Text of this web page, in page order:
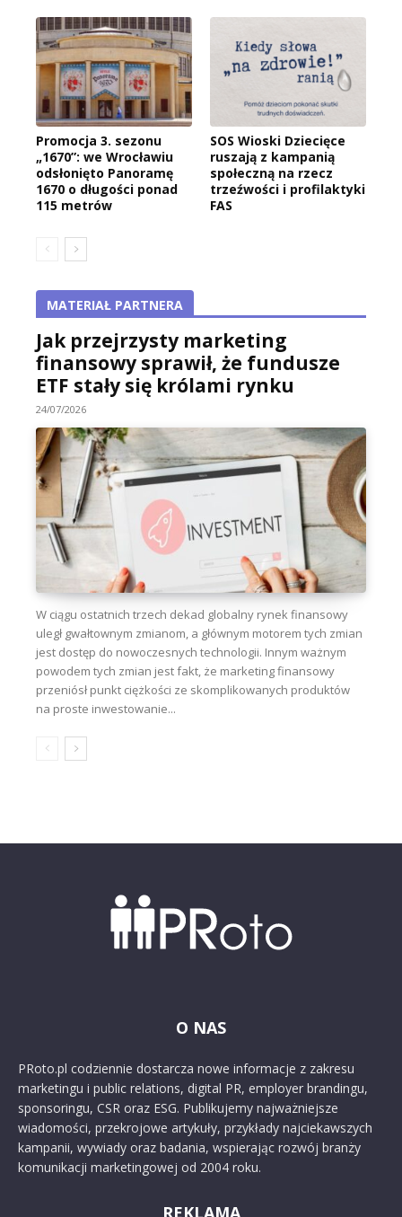
Promocja 3. sezonu
„1670”: we Wrocławiu
odsłonięto Panoramę
1670 o długości ponad
115 metrów
SOS Wioski Dziecięce
ruszają z kampanią
społeczną na rzecz
trzeźwości i profilaktyki
FAS
MATERIAŁ PARTNERA
Jak przejrzysty marketing
finansowy sprawił, że fundusze
ETF stały się królami rynku
24/07/2026
W ciągu ostatnich trzech dekad globalny rynek finansowy
uległ gwałtownym zmianom, a głównym motorem tych zmian
jest dostęp do nowoczesnych technologii. Innym ważnym
powodem tych zmian jest fakt, że marketing finansowy
przeniósł punkt ciężkości ze skomplikowanych produktów
na proste inwestowanie...
O NAS
PRoto.pl codziennie dostarcza nowe informacje z zakresu
marketingu i public relations, digital PR, employer brandingu,
sponsoringu, CSR oraz ESG. Publikujemy najważniejsze
wiadomości, przekrojowe artykuły, przykłady najciekawszych
kampanii, wywiady oraz badania, wspierając rozwój branży
komunikacji marketingowej od 2004 roku.
REKLAMA